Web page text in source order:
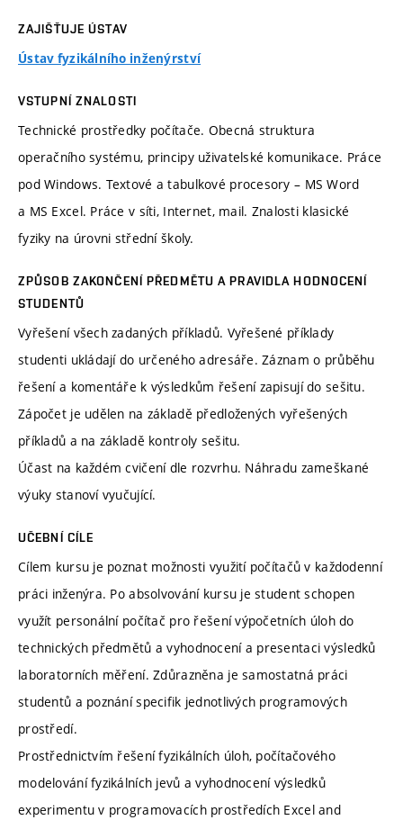
ZAJIŠŤUJE ÚSTAV
Ústav fyzikálního inženýrství
VSTUPNÍ ZNALOSTI
Technické prostředky počítače. Obecná struktura
operačního systému, principy uživatelské komunikace. Práce
pod Windows. Textové a tabulkové procesory – MS Word
a MS Excel. Práce v síti, Internet, mail. Znalosti klasické
fyziky na úrovni střední školy.
ZPŮSOB ZAKONČENÍ PŘEDMĚTU A PRAVIDLA HODNOCENÍ
STUDENTŮ
Vyřešení všech zadaných příkladů. Vyřešené příklady
studenti ukládají do určeného adresáře. Záznam o průběhu
řešení a komentáře k výsledkům řešení zapisují do sešitu.
Zápočet je udělen na základě předložených vyřešených
příkladů a na základě kontroly sešitu.
Účast na každém cvičení dle rozvrhu. Náhradu zameškané
výuky stanoví vyučující.
UČEBNÍ CÍLE
Cílem kursu je poznat možnosti využití počítačů v každodenní
práci inženýra. Po absolvování kursu je student schopen
využít personální počítač pro řešení výpočetních úloh do
technických předmětů a vyhodnocení a presentaci výsledků
laboratorních měření. Zdůrazněna je samostatná práci
studentů a poznání specifik jednotlivých programových
prostředí.
Prostřednictvím řešení fyzikálních úloh, počítačového
modelování fyzikálních jevů a vyhodnocení výsledků
experimentu v programovacích prostředích Excel and